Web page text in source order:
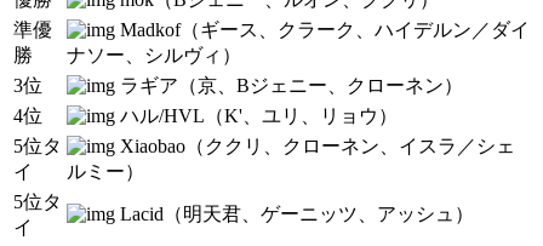
準優
勝
Madkof（ギース、クラーク、ハイデルン／ダイ
ナソー、シルヴィ）
3位
ラギア（京、Bジェニー、クローネン）
4位
ハル/HVL（K'、ユリ、リョウ）
5位タ
イ
Xiaobao（ククリ、クローネン、イスラ／シェ
ルミー）
5位タ
イ
Lacid（明天君、ゲーニッツ、アッシュ）